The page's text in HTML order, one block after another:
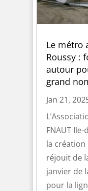
Le métro
Roussy :
autour
grand
Jan 21,
FNAUT
la création
réjouit de
janvier de
pour la